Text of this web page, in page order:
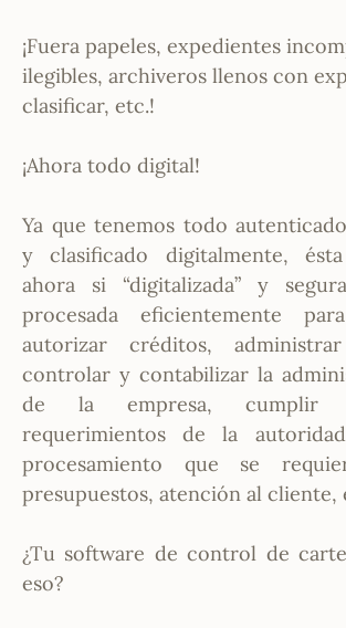
¡Fuera papeles, expedientes
ilegibles, archiveros llenos con
clasificar, etc.!
¡Ahora todo digital!
Ya que tenemos todo
y clasificado digitalmente,
ahora si “digitalizada” y
procesada eficientemente
autorizar créditos,
controlar y contabilizar la
de la empresa, cumplir
requerimientos de la
procesamiento que se
presupuestos, atención al cliente,
¿Tu software de control de
eso?